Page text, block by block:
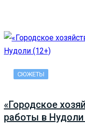
СЮЖЕТЫ
«Городское
работы в Нудоли